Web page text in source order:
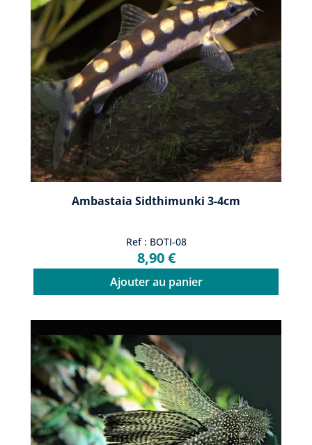
Ambastaia Sidthimunki 3-4cm
Ref : BOTI-08
8,90 €
Ajouter au panier